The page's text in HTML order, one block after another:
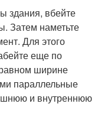
здания, вбейте
Затем наметьте
Для этого
еще по
ширине
параллельные
и внутреннюю